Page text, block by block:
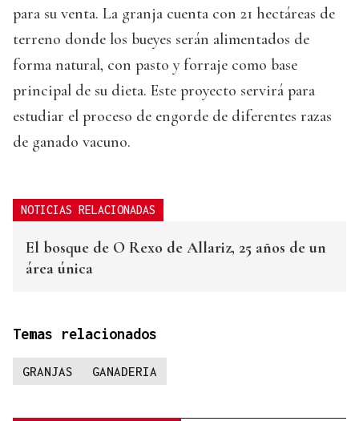
para su venta. La granja cuenta con 21 hectáreas de
terreno donde los bueyes serán alimentados de
forma natural, con pasto y forraje como base
principal de su dieta. Este proyecto servirá para
estudiar el proceso de engorde de diferentes razas
de ganado vacuno.
NOTICIAS RELACIONADAS
El bosque de O Rexo de Allariz, 25 años de un
área única
Temas relacionados
GRANJAS GANADERIA